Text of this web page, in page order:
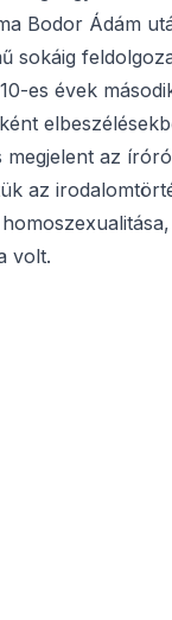
Bodor Ádám
sokáig
es évek
az
az
volt.